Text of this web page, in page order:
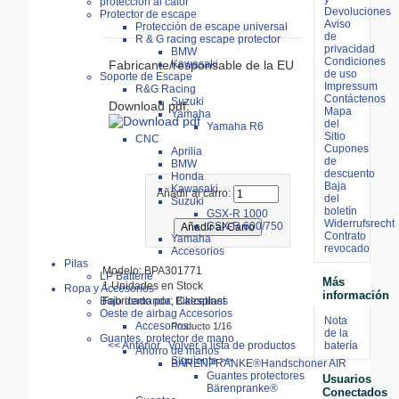
Protector de escape
Protección de escape universal
R & G racing escape protector
BMW
Kawasaki
Soporte de Escape
R&G Racing
Suzuki
Yamaha
Yamaha R6
CNC
Aprilia
BMW
Honda
Kawasaki
Suzuki
GSX-R 1000
GSX-R 600/750
Yamaha
Accesorios
Pilas
LP Batterie
Ropa y Accesorios
Bajo demanda, Calcetines
Oeste de airbag Accesorios
Accesorios
Guantes, protector de mano
Ahorro de manos
BÄRENPRANKE®Handschoner AIR
Guantes protectores
Bärenpranke®
Fabricante/responsable de la EU
Download pdf:
Añadir al carro:
Modelo: BPA301771
1 Unidades en Stock
Fabricado por: Bikesplast
Producto 1/16
<< Anterior Volver a lista de productos
Siguiente >>
Devoluciones
Aviso
de
privacidad
Condiciones
de uso
Impressum
Contáctenos
Mapa
del
Sitio
Cupones
de
descuento
Baja
del
boletín
Widerrufsrecht
Contrato
revocado
Más
información
Nota
de la
batería
Usuarios
Conectados